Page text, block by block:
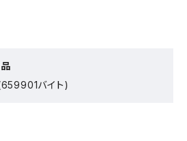
バイト)